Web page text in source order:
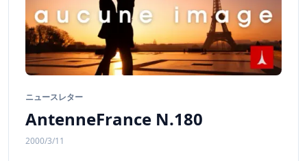
ニュースレター
AntenneFrance N.180
2000/3/11